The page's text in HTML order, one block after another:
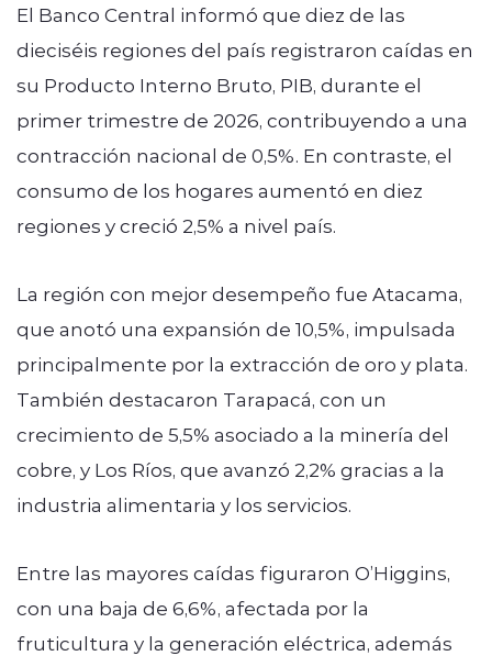
El Banco Central informó que diez de las
dieciséis regiones del país registraron caídas en
su Producto Interno Bruto, PIB, durante el
primer trimestre de 2026, contribuyendo a una
contracción nacional de 0,5%. En contraste, el
consumo de los hogares aumentó en diez
regiones y creció 2,5% a nivel país.
La región con mejor desempeño fue Atacama,
que anotó una expansión de 10,5%, impulsada
principalmente por la extracción de oro y plata.
También destacaron Tarapacá, con un
crecimiento de 5,5% asociado a la minería del
cobre, y Los Ríos, que avanzó 2,2% gracias a la
industria alimentaria y los servicios.
Entre las mayores caídas figuraron O’Higgins,
con una baja de 6,6%, afectada por la
fruticultura y la generación eléctrica, además